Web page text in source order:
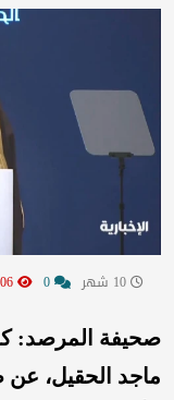
صحيفة المرصد:
ماجد الحقيل،